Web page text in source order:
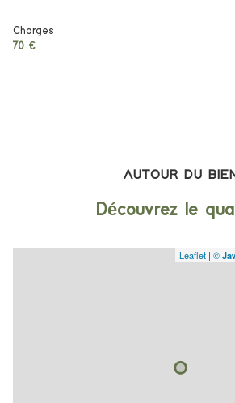
Charges
70 €
AUTOUR DU BIEN
Découvrez le
Leaflet | ©